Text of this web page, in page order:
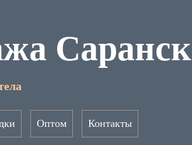
Саранск
Оптом Контакты